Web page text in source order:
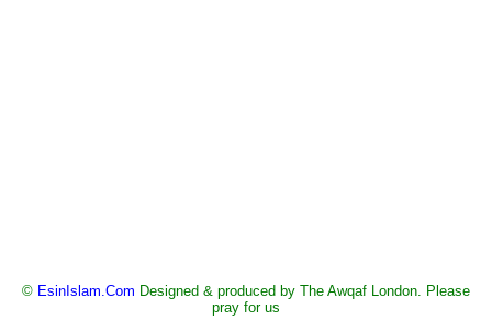
© EsinIslam.Com Designed & produced by The Awqaf London. Please
pray for us